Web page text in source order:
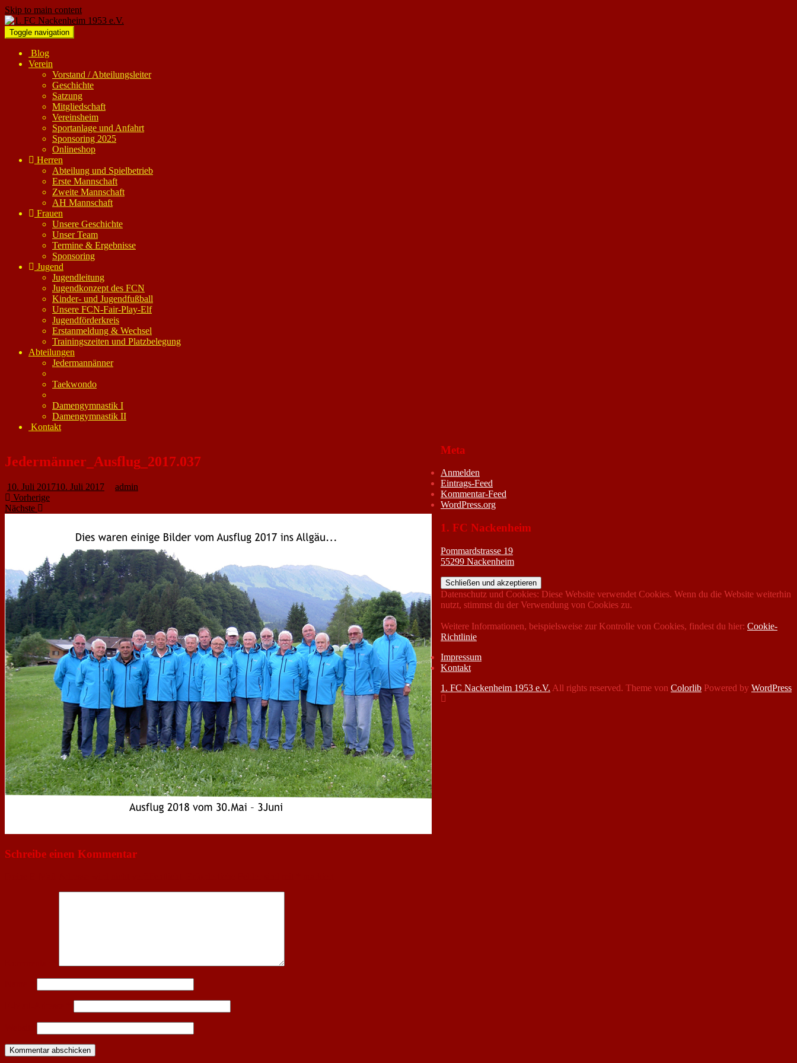
Skip to main content
Toggle navigation
Blog
Verein
Vorstand / Abteilungsleiter
Geschichte
Satzung
Mitgliedschaft
Vereinsheim
Sportanlage und Anfahrt
Sponsoring 2025
Onlineshop
Herren
Abteilung und Spielbetrieb
Erste Mannschaft
Zweite Mannschaft
AH Mannschaft
Frauen
Unsere Geschichte
Unser Team
Termine & Ergebnisse
Sponsoring
Jugend
Jugendleitung
Jugendkonzept des FCN
Kinder- und Jugendfußball
Unsere FCN-Fair-Play-Elf
Jugendförderkreis
Erstanmeldung & Wechsel
Trainingszeiten und Platzbelegung
Abteilungen
Jedermannänner
Taekwondo
Damengymnastik I
Damengymnastik II
Kontakt
Jedermänner_Ausflug_2017.037
10. Juli 201710. Juli 2017
admin
Vorherige
Nächste
Schreibe einen Kommentar
Meta
Anmelden
Eintrags-Feed
Kommentar-Feed
WordPress.org
1. FC Nackenheim
Pommardstrasse 19
55299 Nackenheim
Datenschutz und Cookies: Diese Website verwendet Cookies. Wenn du die Website weiterhin
nutzt, stimmst du der Verwendung von Cookies zu.
Weitere Informationen, beispielsweise zur Kontrolle von Cookies, findest du hier: Cookie-
Richtlinie
Impressum
Kontakt
1. FC Nackenheim 1953 e.V. All rights reserved. Theme von Colorlib Powered by WordPress